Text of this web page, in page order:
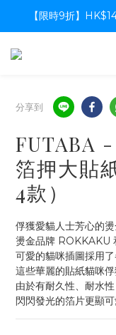
【限時9折】
【限時9折】
支付系統升級中，
分享到
FUTABA
箔押大貼
4款）
俘獲愛貓人士芳心的
燙金品牌 ROKKAKU
可愛的貓咪插圖採用
這些華麗的貼紙貓咪俘
由於有耐久性、耐水
閃閃發光的箔片更顯可